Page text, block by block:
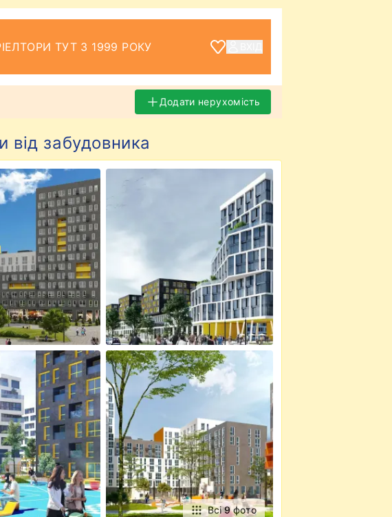
ТУТ З 1999 РОКУ
Додати нерухомість
забудовника
Всі 9 фото